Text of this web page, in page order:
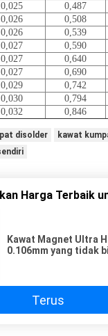
0,025 0,487
0,026 0,508
0,026 0,539
0,027 0,590
0,027 0,640
0,027 0,690
0,029 0,742
0,030 0,794
0,032 0,846
disolder
kawat
Harga Terbaik
Kawat Magnet Ultra
0.106mm yang tidak
Terus